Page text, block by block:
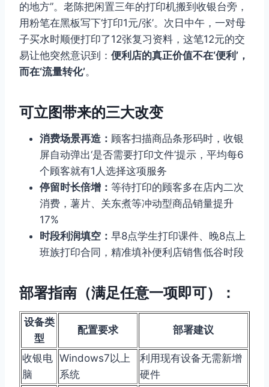
的地方”。老陈把闲置三年的打印机搬到收银台旁，
用粉笔在黑板写下‘打印1元/张’。次日中午，一对母
子买水时顺便打印了12张复习资料，这笔12元的交
易让他突然意识到： 便利店的真正价值不在‘便利’，
而在‘流量转化’。
可立图带来的三大改变
消费场景再造： 顾客扫描商品条形码时，收银
屏自动弹出‘是否需要打印文件’提示，平均每6
个顾客就有1人选择这项服务
停留时长倍增： 等待打印的顾客多在店内二次
消费，薯片、关东煮等冲动型商品销量提升
17%
时段利润填空： 早8点学生打印课件、晚8点上
班族打印合同，精准填补便利店销售低谷时段
部署指南（满足任意一项即可）：
设备类
型
配置要求 部署建议
收银电
脑
Windows7以上
系统
利用现有设备无需新增
硬件